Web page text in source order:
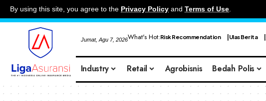
By using this site, you agree to the Privacy Policy and Terms of Use.
Jumat, Agu 7, 2026What's Hot:Risk Recommendation Ulas Berita
Industry Retail Agrobisnis Bedah Polis